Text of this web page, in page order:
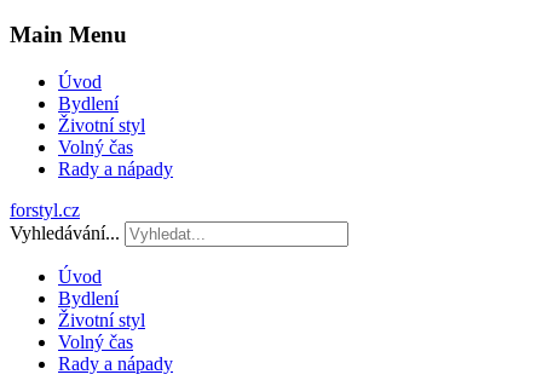
Main Menu
Úvod
Bydlení
Životní styl
Volný čas
Rady a nápady
forstyl.cz
Vyhledávání...
Úvod
Bydlení
Životní styl
Volný čas
Rady a nápady